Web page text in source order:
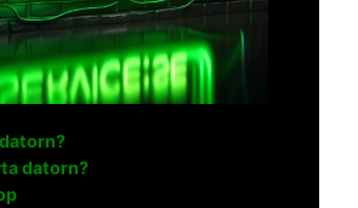
datorn?